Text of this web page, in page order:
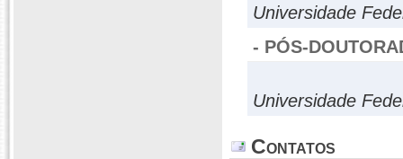
Universidade
- PÓS-
Universidade
Contatos